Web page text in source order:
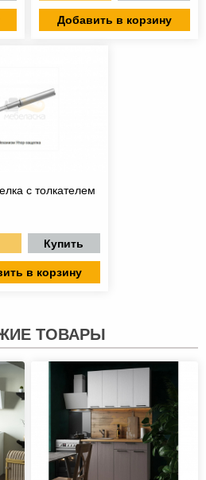
Добавить в корзину
с толкателем
Купить
в корзину
ТОВАРЫ